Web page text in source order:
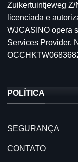
Zuikertuintjeweg Z/
licenciada e
WJCASINO opera
Services Provider,
POLÍTICA
SEGURANÇA
CONTATO